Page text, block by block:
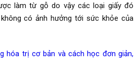
làm từ gỗ do vậy các loại giấy đó
có ảnh hưởng tới sức khỏe của
hóa trị cơ bản và cách học đơn giản,